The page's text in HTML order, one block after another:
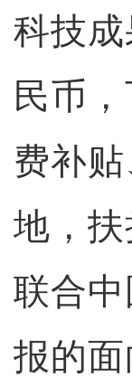
科技
民币
费补
地，
联合
报的